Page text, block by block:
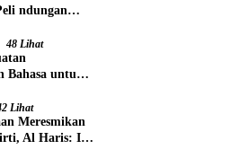
ndungan
48 Lihat
Bahasa untuk
Lihat
Meresmikan
Al Haris: Ini